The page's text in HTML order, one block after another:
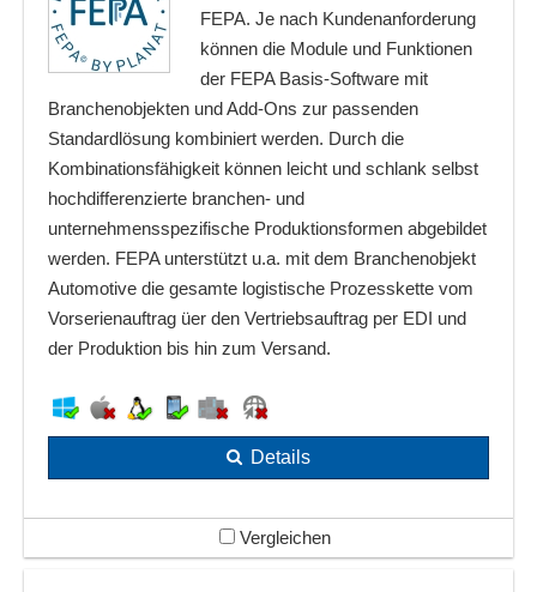
FEPA. Je nach Kundenanforderung
können die Module und Funktionen
der FEPA Basis-Software mit
Branchenobjekten und Add-Ons zur passenden
Standardlösung kombiniert werden. Durch die
Kombinationsfähigkeit können leicht und schlank selbst
hochdifferenzierte branchen- und
unternehmensspezifische Produktionsformen abgebildet
werden. FEPA unterstützt u.a. mit dem Branchenobjekt
Automotive die gesamte logistische Prozesskette vom
Vorserienauftrag üer den Vertriebsauftrag per EDI und
der Produktion bis hin zum Versand.
Details
Vergleichen